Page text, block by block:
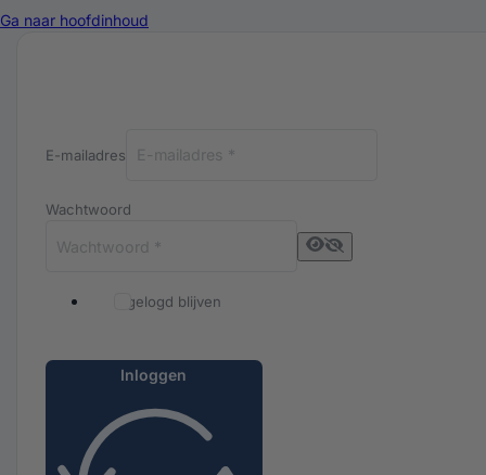
Ga naar hoofdinhoud
Inloggen bij Luxuriq
E-mailadres
Wachtwoord
Ingelogd blijven
Inloggen